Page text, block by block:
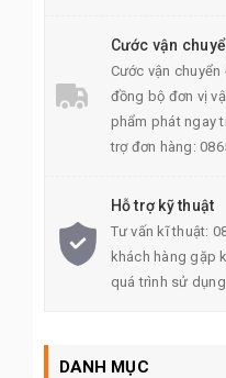
Cước vận
Cước vận
đồng bộ đơn vị
phẩm phát ngay
trợ đơn hàng:
Hỗ trợ kỹ thuật
Tư vấn kĩ thuật:
khách hàng gặp
quá trình sử dụng
DANH MỤC